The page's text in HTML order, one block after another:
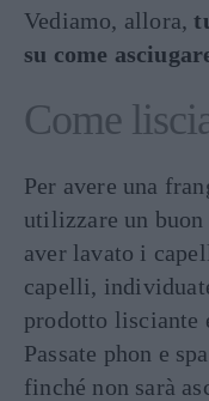
Vediamo, allora,
su come
Come
Per avere una
utilizzare un
aver lavato i
capelli,
prodotto lisciante
Passate phon e
finché non sarà